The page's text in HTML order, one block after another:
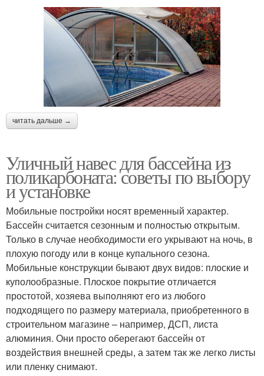
читать дальше →
Уличный навес для бассейна из
поликарбоната: советы по выбору
и установке
Мобильные постройки носят временный характер.
Бассейн считается сезонным и полностью открытым.
Только в случае необходимости его укрывают на ночь, в
плохую погоду или в конце купального сезона.
Мобильные конструкции бывают двух видов: плоские и
куполообразные. Плоское покрытие отличается
простотой, хозяева выполняют его из любого
подходящего по размеру материала, приобретенного в
строительном магазине – например, ДСП, листа
алюминия. Они просто оберегают бассейн от
воздействия внешней среды, а затем так же легко листы
или пленку снимают.